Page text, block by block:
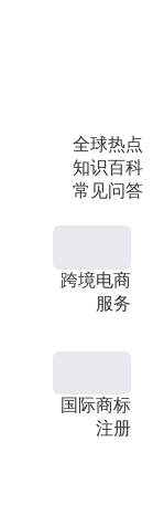
全球热点
知识百科
常见问答
跨境电商
服务
国际商标
注册